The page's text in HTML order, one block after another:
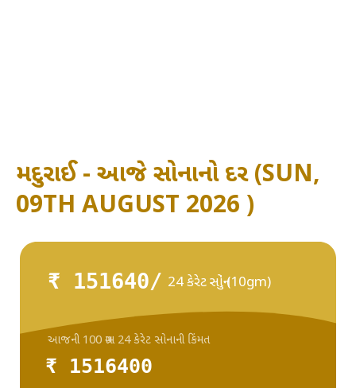
મદુરાઈ - આજે સોનાનો દર (SUN,
09TH AUGUST 2026 )
₹ 151640/ 24 કેરેટ સોનું (10gm)
₹ 1516400
આજની 100 ગ્રામ 24 કેરેટ સોનાની કિંમત